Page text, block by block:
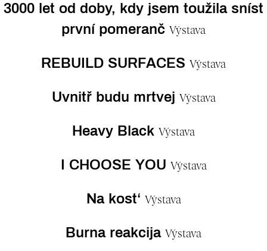
3000 let od doby, kdy jsem toužila sníst
první pomeranč Výstava
REBUILD SURFACES Výstava
Uvnitř budu mrtvej Výstava
Heavy Black Výstava
I CHOOSE YOU Výstava
Na kost‘ Výstava
Burna reakcija Výstava